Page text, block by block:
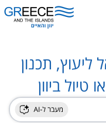
תכנון
ביוון